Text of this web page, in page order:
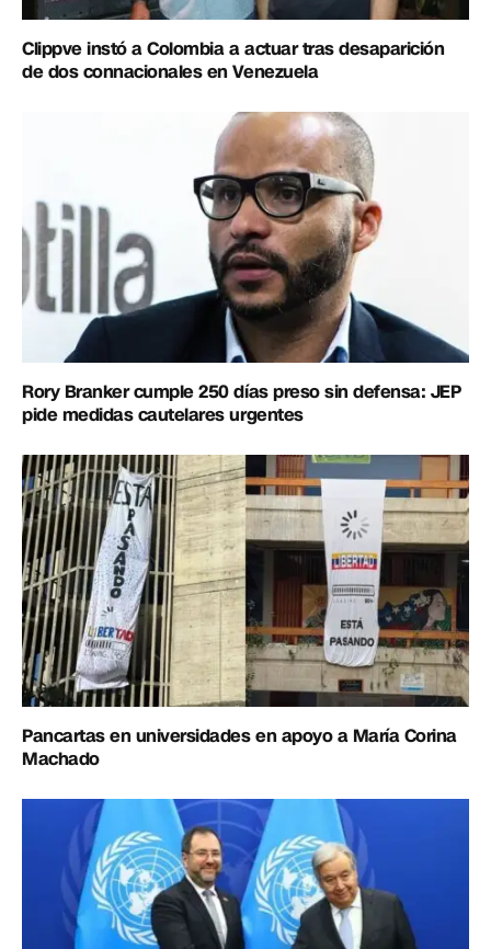
Clippve instó a Colombia a actuar tras desaparición
de dos connacionales en Venezuela
Rory Branker cumple 250 días preso sin defensa: JEP
pide medidas cautelares urgentes
Pancartas en universidades en apoyo a María Corina
Machado